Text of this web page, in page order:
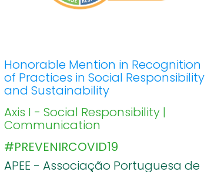
Honorable Mention in Recognition
of Practices in Social Responsibility
and Sustainability
Axis I - Social Responsibility |
Communication
#PREVENIRCOVID19
APEE - Associação Portuguesa de